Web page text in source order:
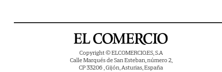
Copyright © ELCOMERCIO.ES, S.A
Calle Marqués de San Esteban, número 2,
CP 33206 , Gijón, Asturias, España